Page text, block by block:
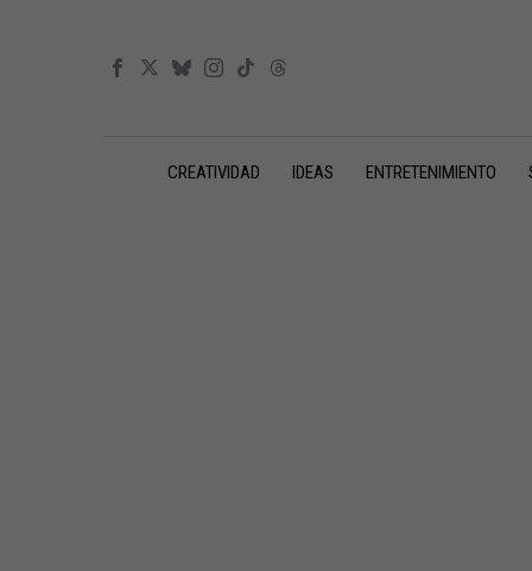
CREATIVIDAD IDEAS ENTRETENIMIENTO